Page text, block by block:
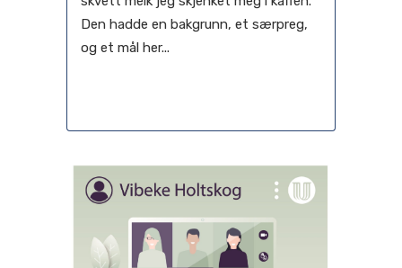
Den hadde en bakgrunn, et særpreg,
og et mål her...